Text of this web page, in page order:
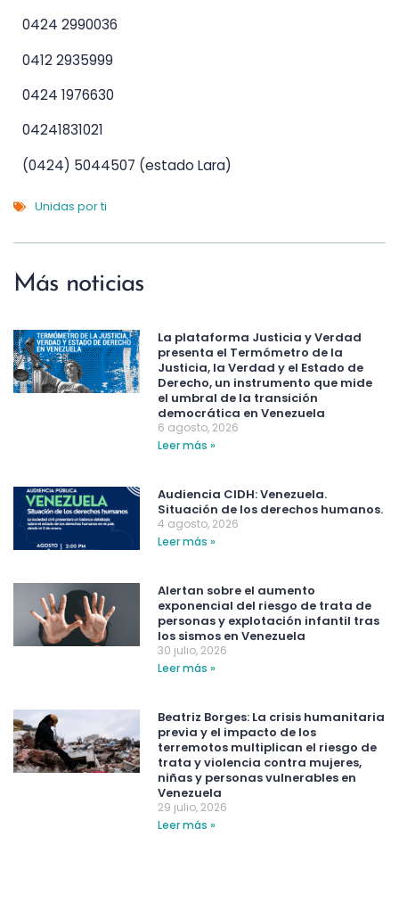
0424 2990036
0412 2935999
0424 1976630
04241831021
(0424) 5044507 (estado Lara)
Unidas por ti
Más noticias
La plataforma Justicia y Verdad
presenta el Termómetro de la
Justicia, la Verdad y el Estado de
Derecho, un instrumento que mide
el umbral de la transición
democrática en Venezuela
6 agosto, 2026
Leer más »
Audiencia CIDH: Venezuela.
Situación de los derechos humanos.
4 agosto, 2026
Leer más »
Alertan sobre el aumento
exponencial del riesgo de trata de
personas y explotación infantil tras
los sismos en Venezuela
30 julio, 2026
Leer más »
Beatriz Borges: La crisis humanitaria
previa y el impacto de los
terremotos multiplican el riesgo de
trata y violencia contra mujeres,
niñas y personas vulnerables en
Venezuela
29 julio, 2026
Leer más »